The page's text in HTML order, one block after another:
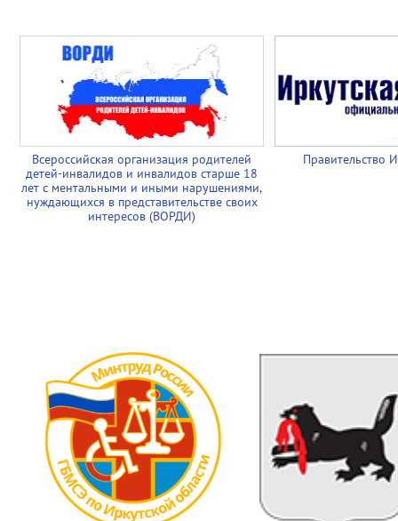
Всероссийская организация родителей
детей-инвалидов и инвалидов старше 18
лет с ментальными и иными нарушениями,
нуждающихся в представительстве своих
интересов (ВОРДИ)
Правительство